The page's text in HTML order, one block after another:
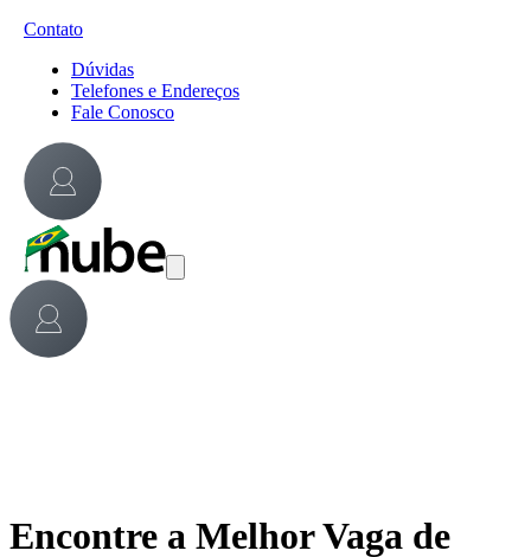
Contato
Dúvidas
Telefones e Endereços
Fale Conosco
Encontre a Melhor Vaga de